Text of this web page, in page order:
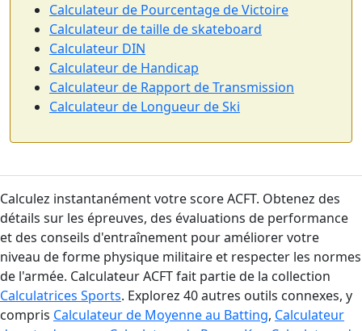
Calculateur de Pourcentage de Victoire
Calculateur de taille de skateboard
Calculateur DIN
Calculateur de Handicap
Calculateur de Rapport de Transmission
Calculateur de Longueur de Ski
Calculez instantanément votre score ACFT. Obtenez des
détails sur les épreuves, des évaluations de performance
et des conseils d'entraînement pour améliorer votre
niveau de forme physique militaire et respecter les normes
de l'armée. Calculateur ACFT fait partie de la collection
Calculatrices Sports. Explorez 40 autres outils connexes, y
compris Calculateur de Moyenne au Batting, Calculateur